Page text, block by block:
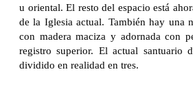
u oriental. El resto del espacio está
de la Iglesia actual. También hay una
con madera maciza y adornada con
registro superior. El actual santuario
dividido en realidad en tres.